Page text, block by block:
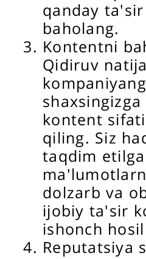
qanday
baholang.
Kontentni
Qidiruv
kontent
qiling. Siz
taqdim
dolzarb va
ijobiy ta'sir
ishonch
Reputatsiya